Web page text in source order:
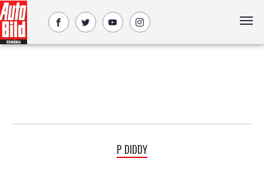
P DIDDY